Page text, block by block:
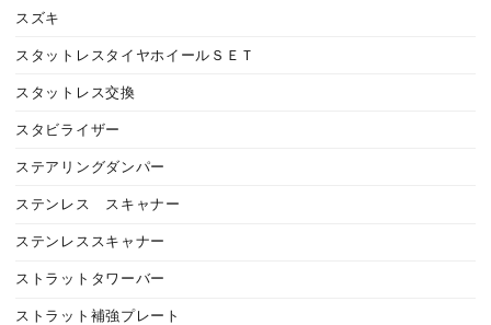
スズキ
スタットレスタイヤホイールＳＥＴ
スタットレス交換
スタビライザー
ステアリングダンパー
ステンレス スキャナー
ステンレススキャナー
ストラットタワーバー
ストラット補強プレート